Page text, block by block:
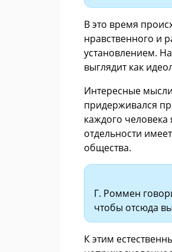
В это время
нравственного и
установлением.
выглядит как
Интересные
придерживался
каждого человека
отдельности
общества.
Г. Роммен
чтобы отсюда
К этим